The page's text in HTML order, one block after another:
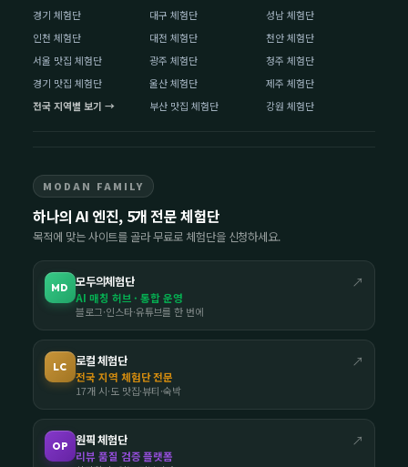
경기 체험단
인천 체험단
서울 맛집 체험단
경기 맛집 체험단
전국 지역별 보기 →
대구 체험단
대전 체험단
광주 체험단
울산 체험단
부산 맛집 체험단
성남 체험단
천안 체험단
청주 체험단
제주 체험단
강원 체험단
MODAN FAMILY
하나의 AI 엔진, 5개 전문 체험단
목적에 맞는 사이트를 골라 무료로 체험단을 신청하세요.
MD 모두의체험단 ↗
AI 매칭 허브 · 통합 운영
블로그·인스타·유튜브를 한 번에
LC 로컬 체험단 ↗
전국 지역 체험단 전문
17개 시·도 맛집·뷰티·숙박
OP 원픽 체험단 ↗
리뷰 품질 검증 플랫폼